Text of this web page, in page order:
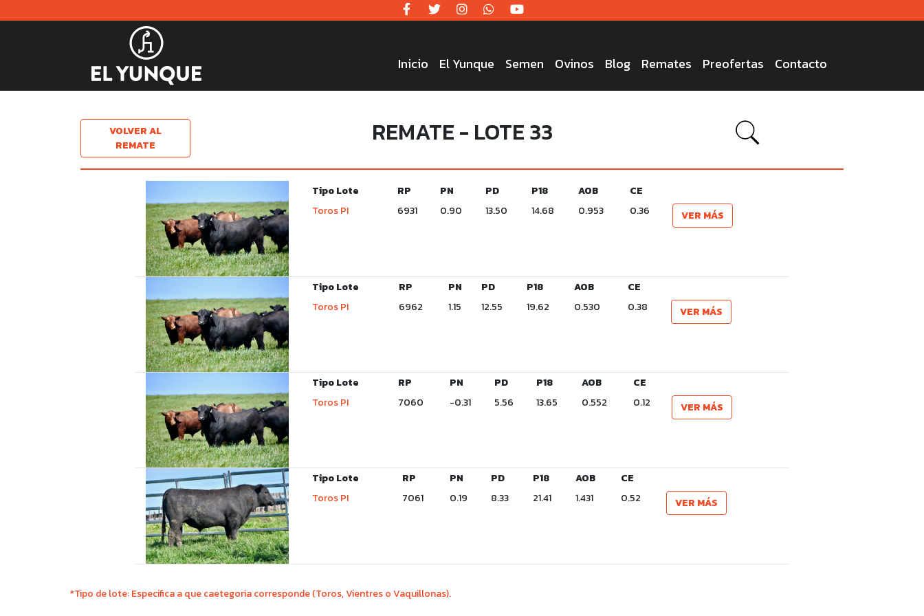
Inicio El Yunque Semen Ovinos Blog Remates Preofertas Contacto
VOLVER AL
REMATE
REMATE - LOTE 33
Tipo Lote RP PN PD P18 AOB
CE
Toros PI
6931 0.90 13.50 14.68 0.953 0.36 VER MÁS
Tipo Lote RP PN PD P18 AOB
CE
Toros PI
6962 1.15 12.55 19.62 0.530 0.38 VER MÁS
Tipo Lote RP PN PD P18 AOB
CE
Toros PI
7060 -0.31 5.56 13.65 0.552 0.12 VER MÁS
Tipo Lote RP PN PD P18 AOB
CE
Toros PI
7061 0.19 8.33 21.41 1.431 0.52 VER MÁS
*Tipo de lote: Especifica a que caetegoria corresponde (Toros, Vientres o Vaquillonas).